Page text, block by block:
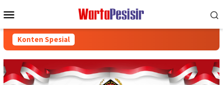
ke
Mobile
Konten Spesial